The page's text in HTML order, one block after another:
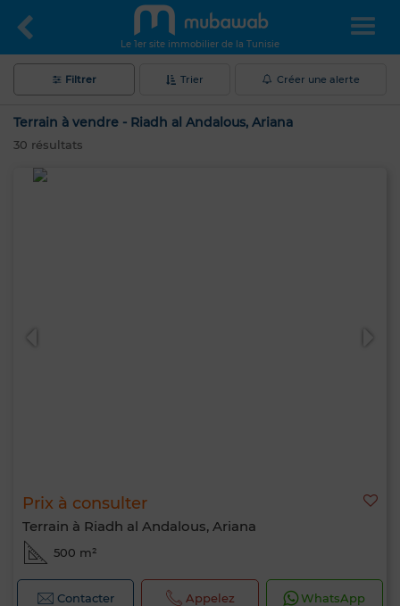
Le 1er site immobilier de la Tunisie
Filtrer Trier Créer une alerte
Terrain à vendre - Riadh al Andalous, Ariana
30 résultats
Prix à consulter
Terrain à Riadh al Andalous, Ariana
500 m²
Contacter Appelez WhatsApp